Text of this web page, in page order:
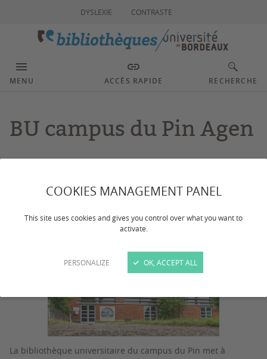
COOKIES MANAGEMENT PANEL
This site uses cookies and gives you control over what you want to
activate.
PERSONALIZE OK, ACCEPT ALL
DYSLEXIE CONTRASTE
MENU ACCÈS RAPIDE RECHERCHE
BU campus du Pin Agen
La bibliothèque universitaire du campus du Pin met à